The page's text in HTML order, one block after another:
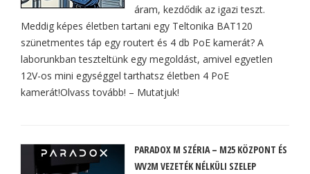
áram, kezdődik az igazi teszt.
Meddig képes életben tartani egy Teltonika BAT120
szünetmentes táp egy routert és 4 db PoE kamerát? A
laborunkban teszteltünk egy megoldást, amivel egyetlen
12V-os mini egységgel tarthatsz életben 4 PoE
kamerát!Olvass tovább! – Mutatjuk!
PARADOX M SZÉRIA – M25 KÖZPONT ÉS
WV2M VEZETÉK NÉLKÜLI SZELEP